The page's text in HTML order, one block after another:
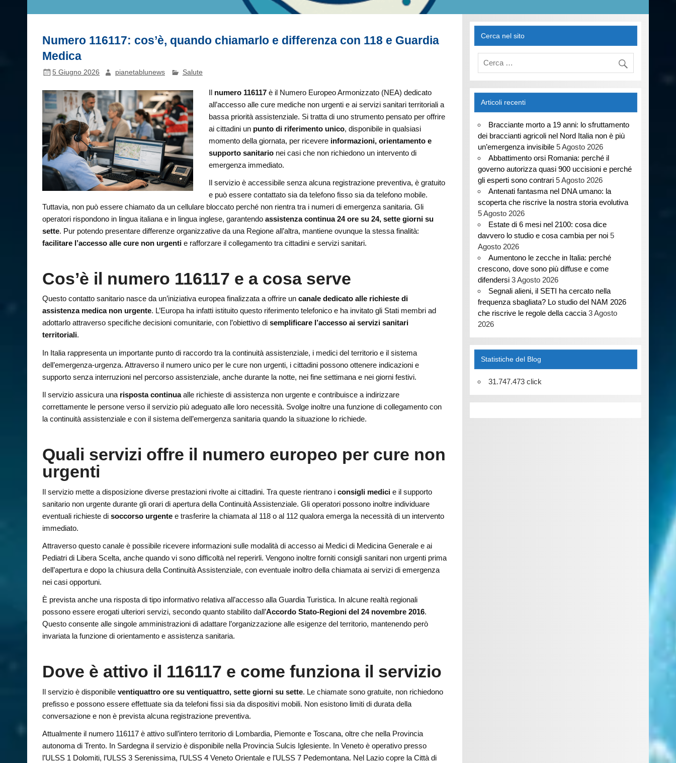
Numero 116117: cos’è, quando chiamarlo e differenza con 118 e Guardia
Medica
5 Giugno 2026 pianetablunews Salute
Il numero 116117è il Numero Europeo Armonizzato (NEA) dedicato
all’accesso alle cure mediche non urgenti e ai servizi sanitari territoriali a
bassa priorità assistenziale. Si tratta di uno strumento pensato per offrire
ai cittadini un punto di riferimento unico, disponibile in qualsiasi
momento della giornata, per ricevere informazioni, orientamento e
supporto sanitarionei casi che non richiedono un intervento di
emergenza immediato.
Il servizio è accessibile senza alcuna registrazione preventiva, è gratuito
e può essere contattato sia da telefono fisso sia da telefono mobile.
Tuttavia, non può essere chiamato da un cellulare bloccato perché non rientra tra i numeri di emergenza sanitaria. Gli
operatori rispondono in lingua italiana e in lingua inglese, garantendoassistenza continua 24 ore su 24, sette giorni su
sette. Pur potendo presentare differenze organizzative da una Regione all’altra, mantiene ovunque la stessa finalità:
facilitare l’accesso alle cure non urgenti e rafforzare il collegamento tra cittadini e servizi sanitari.
Cos’è il numero 116117 e a cosa serve
Questo contatto sanitario nasce da un’iniziativa europea finalizzata a offrire uncanale dedicato alle richieste di
assistenza medica non urgente. L’Europa ha infatti istituito questo riferimento telefonico e ha invitato gli Stati membri ad
adottarlo attraverso specifiche decisioni comunitarie, con l’obiettivo disemplificare l’accesso ai servizi sanitari
territoriali.
In Italia rappresenta un importante punto di raccordo tra la continuità assistenziale, i medici del territorio e il sistema
dell’emergenza-urgenza. Attraverso il numero unico per le cure non urgenti, i cittadini possono ottenere indicazioni e
supporto senza interruzioni nel percorso assistenziale, anche durante la notte, nei fine settimana e nei giorni festivi.
Il servizio assicura una risposta continuaalle richieste di assistenza non urgente e contribuisce a indirizzare
correttamente le persone verso il servizio più adeguato alle loro necessità. Svolge inoltre una funzione di collegamento con
la continuità assistenziale e con il sistema dell’emergenza sanitaria quando la situazione lo richiede.
Quali servizi offre il numero europeo per cure non
urgenti
Il servizio mette a disposizione diverse prestazioni rivolte ai cittadini. Tra queste rientrano iconsigli medici e il supporto
sanitario non urgente durante gli orari di apertura della Continuità Assistenziale. Gli operatori possono inoltre individuare
eventuali richieste disoccorso urgente e trasferire la chiamata al 118 o al 112 qualora emerga la necessità di un intervento
immediato.
Attraverso questo canale è possibile ricevere informazioni sulle modalità di accesso ai Medici di Medicina Generale e ai
Pediatri di Libera Scelta, anche quando vi sono difficoltà nel reperirli. Vengono inoltre forniti consigli sanitari non urgenti prima
dell’apertura e dopo la chiusura della Continuità Assistenziale, con eventuale inoltro della chiamata ai servizi di emergenza
nei casi opportuni.
È prevista anche una risposta di tipo informativo relativa all’accesso alla Guardia Turistica. In alcune realtà regionali
possono essere erogati ulteriori servizi, secondo quanto stabilito dall’Accordo Stato-Regioni del 24 novembre 2016.
Questo consente alle singole amministrazioni di adattare l’organizzazione alle esigenze del territorio, mantenendo però
invariata la funzione di orientamento e assistenza sanitaria.
Dove è attivo il 116117 e come funziona il servizio
Il servizio è disponibileventiquattro ore su ventiquattro, sette giorni su sette. Le chiamate sono gratuite, non richiedono
prefisso e possono essere effettuate sia da telefoni fissi sia da dispositivi mobili. Non esistono limiti di durata della
conversazione e non è prevista alcuna registrazione preventiva.
Attualmente il numero 116117 è attivo sull’intero territorio di Lombardia, Piemonte e Toscana, oltre che nella Provincia
autonoma di Trento. In Sardegna il servizio è disponibile nella Provincia Sulcis Iglesiente. In Veneto è operativo presso
l’ULSS 1 Dolomiti, l’ULSS 3 Serenissima, l’ULSS 4 Veneto Orientale e l’ULSS 7 Pedemontana. Nel Lazio copre la Città di
Cerca nel sito
Articoli recenti
Bracciante morto a 19 anni: lo sfruttamento
dei braccianti agricoli nel Nord Italia non è più
un’emergenza invisibile 5 Agosto 2026
Abbattimento orsi Romania: perché il
governo autorizza quasi 900 uccisioni e perché
gli esperti sono contrari 5 Agosto 2026
Antenati fantasma nel DNA umano: la
scoperta che riscrive la nostra storia evolutiva
5 Agosto 2026
Estate di 6 mesi nel 2100: cosa dice
davvero lo studio e cosa cambia per noi 5
Agosto 2026
Aumentono le zecche in Italia: perché
crescono, dove sono più diffuse e come
difendersi 3 Agosto 2026
Segnali alieni, il SETI ha cercato nella
frequenza sbagliata? Lo studio del NAM 2026
che riscrive le regole della caccia 3 Agosto
2026
Statistiche del Blog
31.747.473 click